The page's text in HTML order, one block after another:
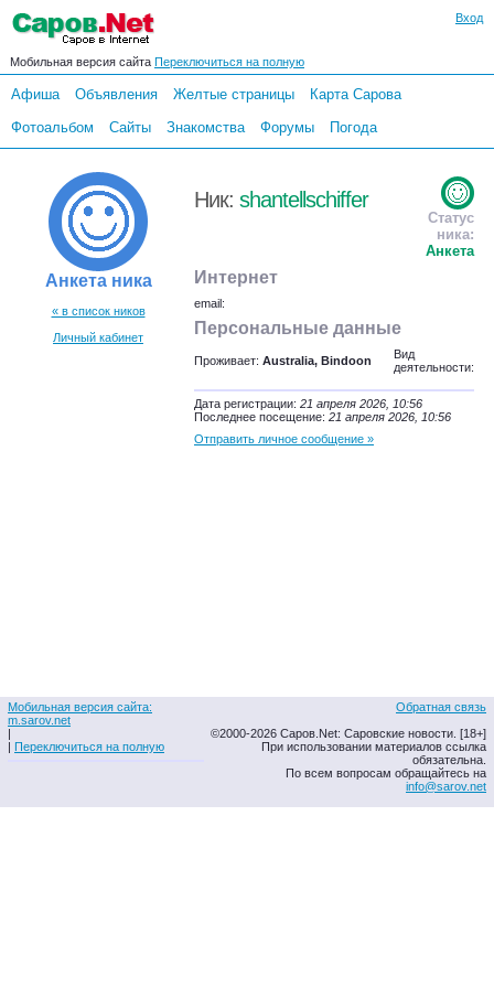
Вход
Мобильная версия сайта Переключиться на полную
Афиша Объявления Желтые страницы
Карта Сарова
Фотоальбом
Сайты Знакомства Форумы Погода
Анкета ника
« в список ников
Личный кабинет
Ник: shantellschiffer
Статус
ника:
Анкета
Интернет
email:
Персональные данные
Проживает: Australia, Bindoon
Вид
деятельности:
Дата регистрации: 21 апреля 2026, 10:56
Последнее посещение: 21 апреля 2026, 10:56
Отправить личное сообщение »
Мобильная версия сайта:
m.sarov.net
|
| Переключиться на полную
Обратная связь
©2000-2026 Саров.Net: Саровские новости. [18+]
При использовании материалов ссылка
обязательна.
По всем вопросам обращайтесь на
info@sarov.net